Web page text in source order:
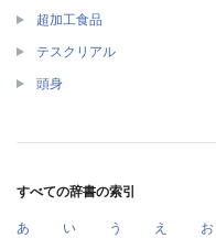
超加工食品
テスクリアル
頭身
すべての辞書の索引
あ い う え お